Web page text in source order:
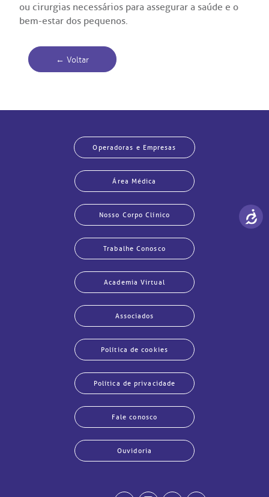
ou cirurgias necessários para assegurar a saúde e o
bem-estar dos pequenos.
← Voltar
Operadoras e Empresas
Área Médica
Nosso Corpo Clínico
Trabalhe Conosco
Academia Virtual
Associados
Política de cookies
Política de privacidade
Fale conosco
Ouvidoria